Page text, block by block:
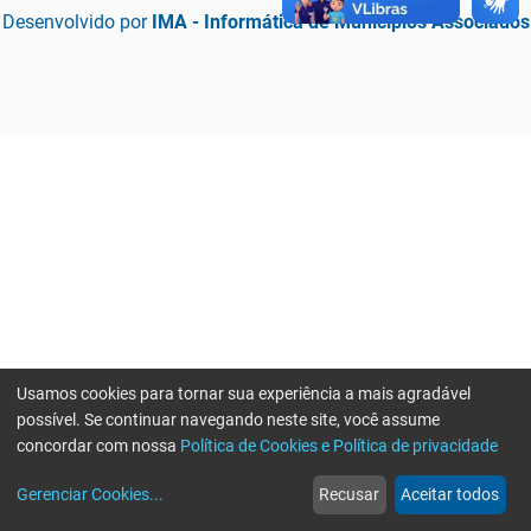
Desenvolvido por IMA - Informática de Municípios Associados
web
Notícias
more_horiz
Mais
Usamos cookies para tornar sua experiência a mais agradável
possível. Se continuar navegando neste site, você assume
concordar com nossa Política de Cookies e Política de privacidade
Gerenciar Cookies... Recusar Aceitar todos
Erro ao enviar informações, por favor tente novamente